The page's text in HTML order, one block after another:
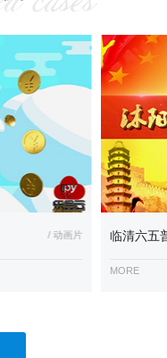
/ 动画片 临清六五
MORE